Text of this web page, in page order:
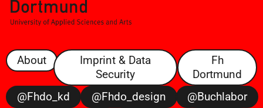
About
Imprint & Data
Security
Fh
Dortmund
@fhdo_kd
@fhdo_design
@buchlabor